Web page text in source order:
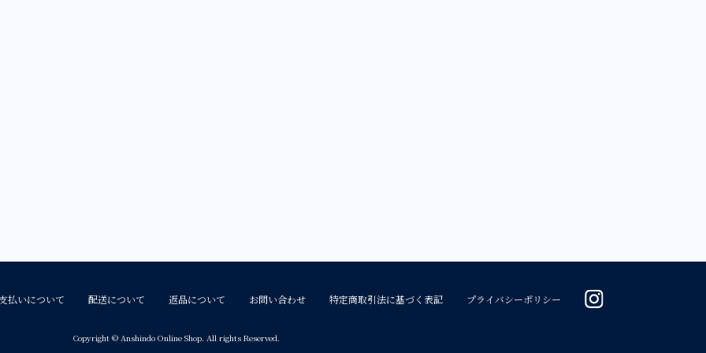
払いについて 配送について 返品について お問い合わせ 特定商取引法に基づく表記 プライバシーポリシー
Copyright © Anshindo Online Shop. All rights Reserved.